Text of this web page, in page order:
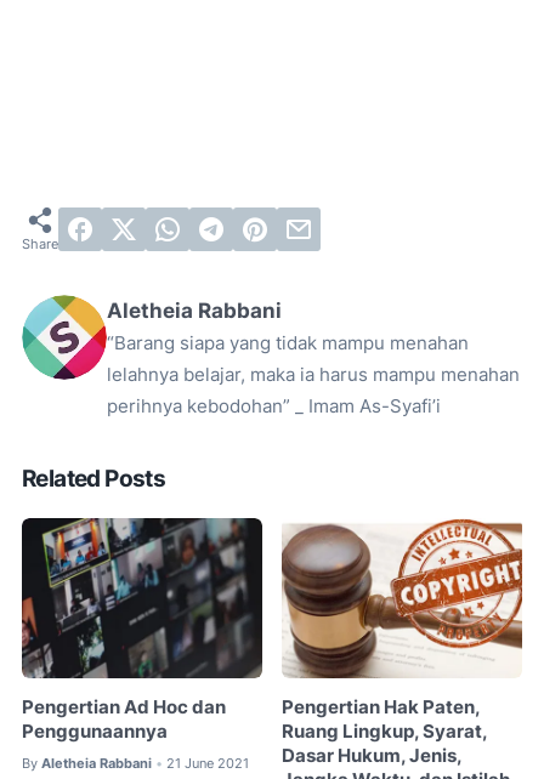
Aletheia Rabbani
“Barang siapa yang tidak mampu menahan
lelahnya belajar, maka ia harus mampu menahan
perihnya kebodohan” _ Imam As-Syafi’i
Related Posts
Pengertian Ad Hoc dan
Penggunaannya
By Aletheia Rabbani • 21 June 2021
Pengertian Hak Paten,
Ruang Lingkup, Syarat,
Dasar Hukum, Jenis,